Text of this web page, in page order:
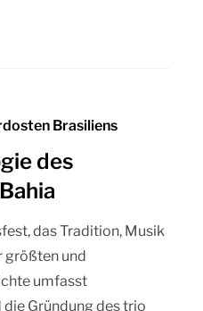
Brasiliens
des
das Tradition, Musik
größten und
umfasst
Gründung des trio